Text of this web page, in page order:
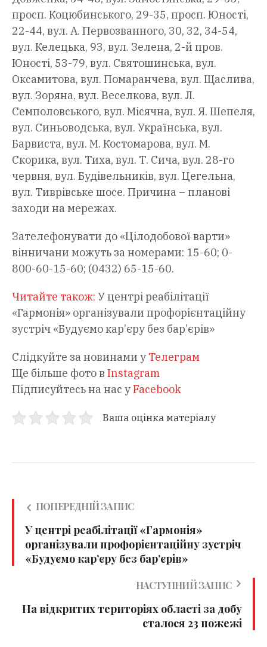
просп. Коцюбинського, 29-35, просп. Юності,
22-44, вул. А. Первозванного, 30, 32, 34-54,
вул. Келецька, 93, вул. Зелена, 2-й пров.
Юності, 53-79, вул. Святошинська, вул.
Оксамитова, вул. Помаранчева, вул. Щаслива,
вул. Зоряна, вул. Веселкова, вул. Л.
Семполовського, вул. Місячна, вул. Я. Шепеля,
вул. Синьоводська, вул. Українська, вул.
Барвиста, вул. М. Костомарова, вул. М.
Скорика, вул. Тиха, вул. Т. Сича, вул. 28-го
червня, вул. Будівельників, вул. Цегельна,
вул. Тиврівське шосе. Причина – планові
заходи на мережах.
Зателефонувати до «Цілодобової варти»
вінничани можуть за номерами: 15-60; 0-
800-60-15-60; (0432) 65-15-60.
Читайте також: У центрі реабілітації
«Гармонія» організували профорієнтаційну
зустріч «Будуємо кар’єру без бар’єрів»
Слідкуйте за новинами у Телеграм
Ще більше фото в Instagram
Підписуйтесь на нас уFacebook
Ваша оцінка матеріалу
ПОПЕРЕДНІЙ ЗАПИС
У центрі реабілітації «Гармонія»
організували профорієнтаційну зустріч
«Будуємо кар’єру без бар’єрів»
НАСТУПНИЙ ЗАПИС
На відкритих територіях області за добу
сталося 23 пожежі